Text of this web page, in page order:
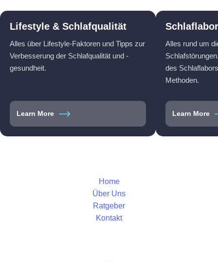
Lifestyle & Schlafqualität
Alles über Lifestyle-Faktoren und Tipps zur
Verbesserung der Schlafqualität und -
gesundheit.
Learn More
Alles rund um
des
Methoden.
Learn More
Home
Über Uns
Ratgeber
Kontakt